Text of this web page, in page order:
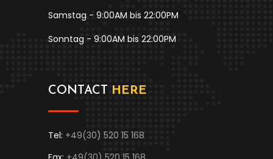
Samstag - 9:00AM bis 22:00PM
Sonntag - 9:00AM bis 22:00PM
CONTACT HERE
Tel: +49(30) 520 15 168